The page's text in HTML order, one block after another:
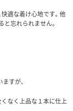
適な着け心地です。他
と忘れられません。
すが、
なく上品な１本に仕上